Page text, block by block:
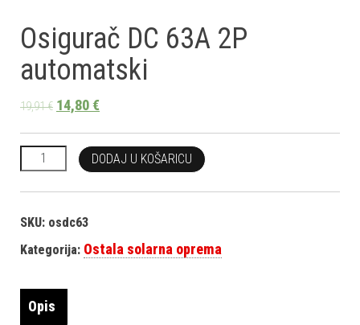
Osigurač DC 63A 2P
automatski
19,91€ 14,80€
Osigurač DC 63A 2P automatski količina
DODAJ U KOŠARICU
SKU: osdc63
Kategorija: Ostala solarna oprema
Opis